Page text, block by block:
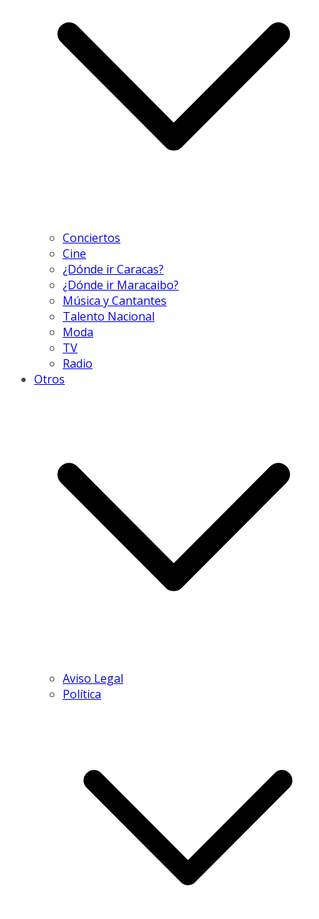
Conciertos
Cine
¿Dónde ir Caracas?
¿Dónde ir Maracaibo?
Música y Cantantes
Talento Nacional
Moda
TV
Radio
Otros
Aviso Legal
Política